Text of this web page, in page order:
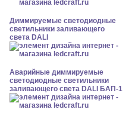
Диммируемые светодиодные
светильники заливающего
света DALI
Аварийные диммируемые
светодиодные светильники
заливающего света DALI БАП-1